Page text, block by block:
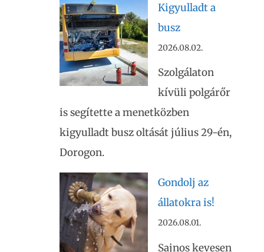
Kigyulladt a
busz
2026.08.02.
Szolgálaton
kívüli polgárőr
is segítette a menetközben
kigyulladt busz oltását július 29-én,
Dorogon.
Gondolj az
állatokra is!
2026.08.01.
Sajnos kevesen